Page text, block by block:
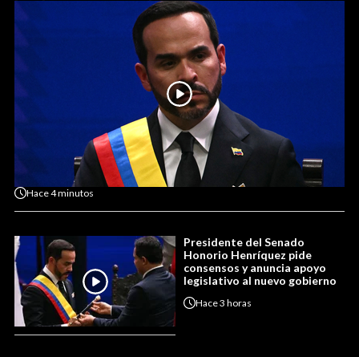
Hace4 minutos
Presidente del Senado
Honorio Henríquez pide
consensos y anuncia apoyo
legislativo al nuevo gobierno
Hace3 horas